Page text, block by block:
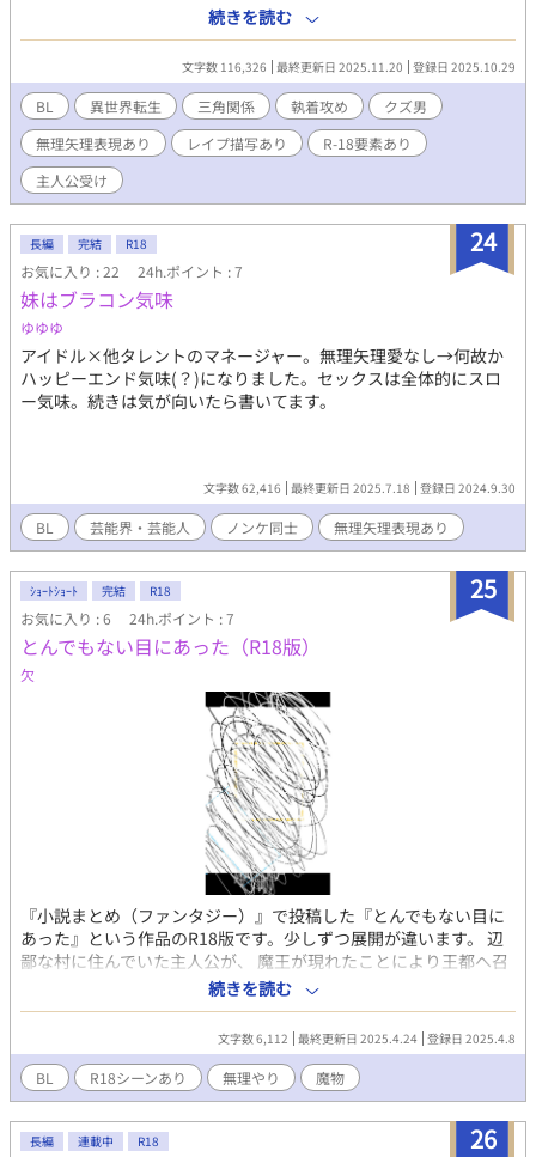
今世の記憶を失った主人公が、自分は周りの事が何も分からない
のに周りは自分の事を知っている状況でなんとか記憶を戻して世
界に馴染もうとするお話です。ソシャゲの世界としか思えない世
界で能力者の集まった組織のマスターとして助手になってくれた
人物と共に奮闘しますが、転生を自覚する前に助手だった食えな
い人物の動きと考えが読めずに苦悩していきます。 超能力のよう
な不思議な力が使える人がいて、人を襲う魔物がいる現代日本の
ようで現代日本ではない世界が舞台です。 ※同意のない性行為や
暴力行為、精神を脅かす描写があります。 ※終わりはあまり救い
続きを読む
文字数 116,326 最終更新日 2025.11.20 登録日 2025.10.29
BL 異世界転生 三角関係 執着攻め
クズ男
無理矢理表現あり
レイプ描写あり
R-18要素あり
主人公受け
24
長編 完結 R18
お気に入り : 22 24h.ポイント : 7
妹はブラコン気味
ゆゆゆ
アイドル×他タレントのマネージャー。無理矢理愛なし→何故か
ハッピーエンド気味(？)になりました。セックスは全体的にスロ
ー気味。続きは気が向いたら書いてます。
文字数 62,416 最終更新日 2025.7.18 登録日 2024.9.30
BL 芸能界・芸能人 ノンケ同士 無理矢理表現あり
25
ｼｮｰﾄｼｮｰﾄ 完結 R18
お気に入り : 6 24h.ポイント : 7
とんでもない目にあった（R18版）
欠
『小説まとめ（ファンタジー）』で投稿した『とんでもない目に
あった』という作品のR18版です。少しずつ展開が違います。 辺
鄙な村に住んでいた主人公が、 魔王が現れたことにより王都へ召
集され、最前線に送られる話。 ＊＊＊ ⚠︎無理矢理表現あります。
⚠︎魔物×主人公もあり。 人（男）×主人公も。 ⚠︎ハッピーエン
ドとは言い難い内容です。 読んで頂ける場合は上記を踏まえて、
お読み頂けますよう、よろしくお願い致します。
続きを読む
文字数 6,112 最終更新日 2025.4.24 登録日 2025.4.8
BL R18シーンあり 無理やり 魔物
26
長編 連載中 R18